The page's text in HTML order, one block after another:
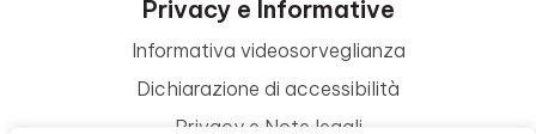
Privacy e Informative
Informativa videosorveglianza
Dichiarazione di accessibilità
Privacy e Note legali